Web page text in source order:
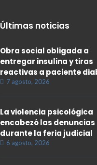
Últimas noticias
Obra social obligada a
entregar insulina y tiras
reactivas a paciente
7 agosto, 2026
La violencia psicológica
encabezó las denuncias
durante la feria judicial
6 agosto, 2026